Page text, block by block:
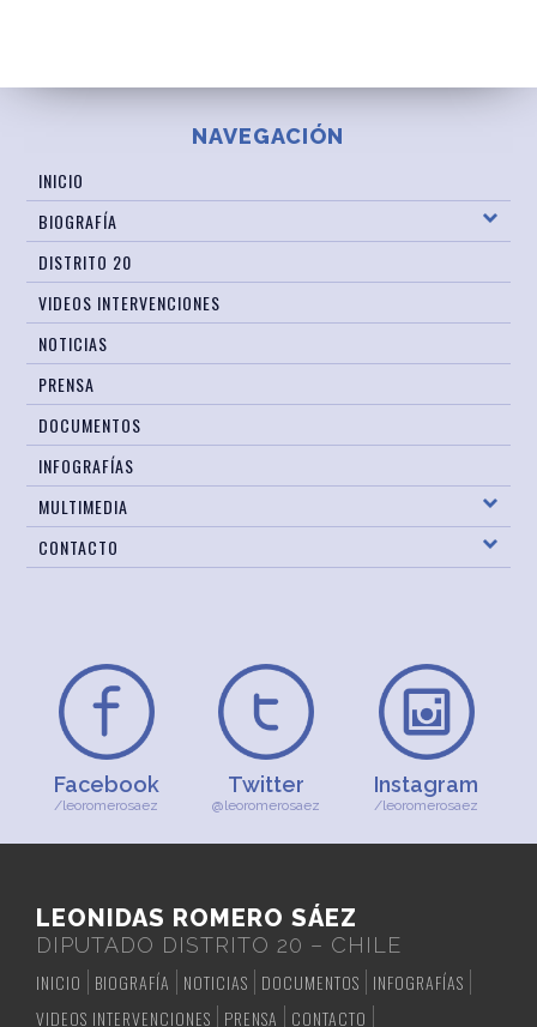
NAVEGACIÓN
INICIO
BIOGRAFÍA
DISTRITO 20
VIDEOS INTERVENCIONES
NOTICIAS
PRENSA
DOCUMENTOS
INFOGRAFÍAS
MULTIMEDIA
CONTACTO
Facebook
/leoromerosaez
Twitter
@leoromerosaez
Instagram
/leoromerosaez
LEONIDAS ROMERO SÁEZ
DIPUTADO DISTRITO 20 – CHILE
INICIO
BIOGRAFÍA NOTICIAS DOCUMENTOS
INFOGRAFÍAS
VIDEOS INTERVENCIONES
PRENSA CONTACTO